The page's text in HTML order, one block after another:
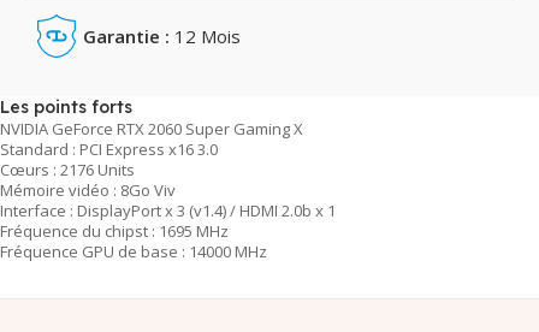
Garantie : 12 Mois
Les points forts
NVIDIA GeForce RTX 2060 Super Gaming X
Standard : PCI Express x16 3.0
Cœurs : 2176 Units
Mémoire vidéo : 8Go Viv
Interface : DisplayPort x 3 (v1.4) / HDMI 2.0b x 1
Fréquence du chipst : 1695 MHz
Fréquence GPU de base : 14000 MHz